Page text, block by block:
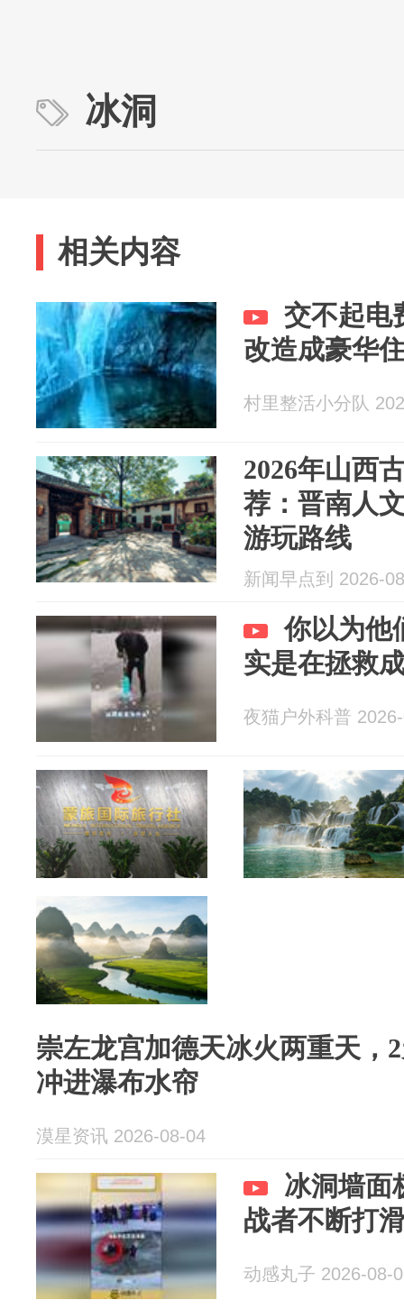
冰洞
相关内容
交不起电
改造成豪华
村里整活小分队
2026年山西
荐：晋南人
游玩路线
新闻早点到 2026-
你以为他
实是在拯救
夜猫户外科普
崇左龙宫加德天冰火两重天，
冲进瀑布水帘
漠星资讯 2026-08-04
冰洞墙面
战者不断打
动感丸子 2026-08-